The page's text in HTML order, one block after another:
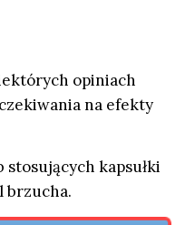
opiniach
na efekty
stosujących kapsułki
brzucha.